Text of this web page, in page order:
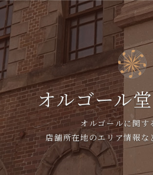
オルゴール
オルゴールに関す
店舗所在地のエリア情報な